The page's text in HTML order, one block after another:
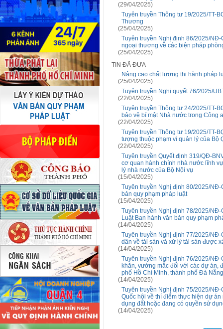
(29/04/2025)
Tuyên truyền Thông tư 19/2025/TT-
Thương
(25/04/2025)
Tuyên truyền Nghị định 86/2025/
ngoại thương về các biện pháp
(25/04/2025)
TIN ĐÃ ĐƯA
Nâng cao chất lượng thi hành pháp
(25/04/2025)
Tuyên truyền Nghị quyết 76/2025/
(22/04/2025)
Tuyên truyền Thông tư 24/2025/TT-
bảo vệ bí mật Nhà nước trong Công
(22/04/2025)
Tuyên truyền Thông tư 19/2025/TT-
tượng thuộc phạm vi quản lý của Bộ
(22/04/2025)
Tuyên truyền Quyết định 319/QĐ-
cơ quan hành chính nhà nước lĩnh
lý nhà nước của Bộ Nội vụ
(15/04/2025)
Tuyên truyền Nghị định 80/2025/
bản quy phạm pháp luật
(15/04/2025)
Tuyên truyền Nghị định 78/2025/
Luật Ban hành văn bản quy phạm
(14/04/2025)
Tuyên truyền Nghị định 77/2025/
dân về tài sản và xử lý tài sản được
(14/04/2025)
Tuyên truyền Nghị định 76/2025/
khăn, vướng mắc đối với các dự án,
phố Hồ Chí Minh, thành phố Đà
(14/04/2025)
Tuyên truyền Nghị định 75/2025/
Quốc hội về thí điểm thực hiện dự
dụng đất hoặc đang có quyền sử
(14/04/2025)